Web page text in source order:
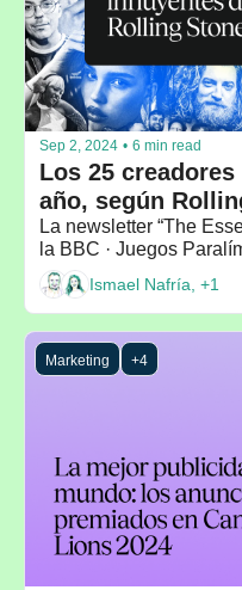
Sep 2, 2024 • 6 min read
Los 25
año, según
La newsletter “The
la BBC · Juegos
Ismael Nafría, +1
Marketing +4